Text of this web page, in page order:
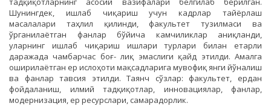
Шунингдек, ишлаб чиқариш учун кадрлар тайёрлаш
масалалари таҳлил қилинди, факультет тузилмаси ва
ўрганилаётган фанлар бўйича камчиликлар аниқланди,
уларнинг ишлаб чиқариш ишлари турлари билан етарли
даражада чамбарчас боғ- лиқ эмаслиги қайд этилди. Амалга
оширилаётган ер ислоҳоти мақсадларига мувофиқ янги йўналиш
ва фанлар тавсия этилди. Таянч сўзлар: факультет, ердан
фойдаланиш, илмий тадқиқотлар, инновациялар, фанлар,
модернизация, ер ресурслари, самарадорлик.